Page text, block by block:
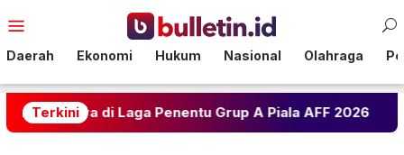
ke
Mobile
Daerah Ekonomi Hukum Nasional Olahraga
Terkini
Laga Penentu Grup A Piala AFF 2026 Ramalan